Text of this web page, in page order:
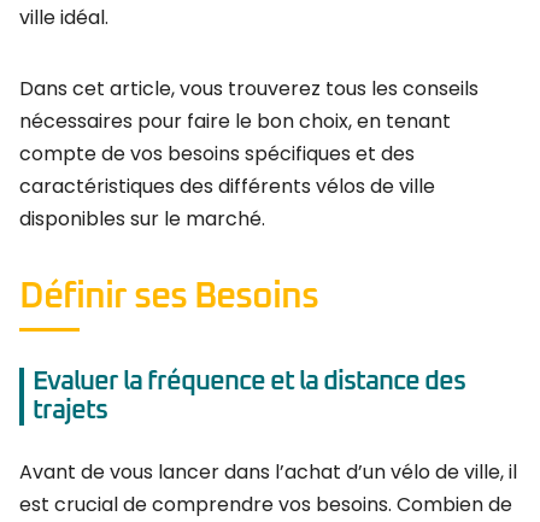
ville idéal.
Dans cet article, vous trouverez tous les conseils
nécessaires pour faire le bon choix, en tenant
compte de vos besoins spécifiques et des
caractéristiques des différents vélos de ville
disponibles sur le marché.
Définir ses Besoins
Evaluer la fréquence et la distance des
trajets
Avant de vous lancer dans l’achat d’un vélo de ville, il
est crucial de comprendre vos besoins. Combien de